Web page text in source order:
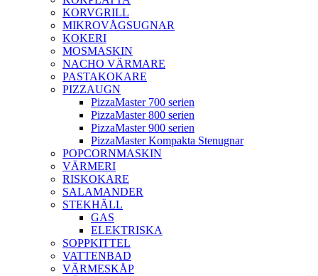
KORVGRILL
MIKROVÅGSUGNAR
KOKERI
MOSMASKIN
NACHO VÄRMARE
PASTAKOKARE
PIZZAUGN
PizzaMaster 700 serien
PizzaMaster 800 serien
PizzaMaster 900 serien
PizzaMaster Kompakta Stenugnar
POPCORNMASKIN
VÄRMERI
RISKOKARE
SALAMANDER
STEKHÄLL
GAS
ELEKTRISKA
SOPPKITTEL
VATTENBAD
VÄRMESKÅP